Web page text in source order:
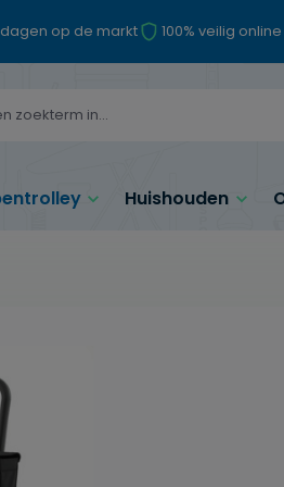
op de markt 100% veilig
Huishouden